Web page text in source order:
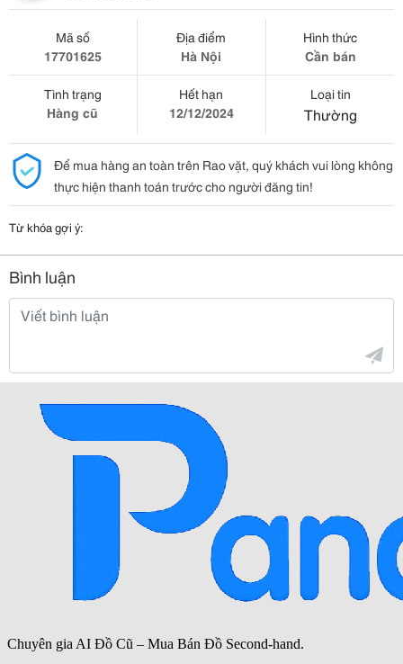
Mã số
17701625
Địa điểm
Hà Nội
Hình thức
Cần bán
Tình trạng
Hàng cũ
Hết hạn
12/12/2024
Loại tin
Thường
Để mua hàng an toàn trên Rao vặt, quý khách vui lòng không
thực hiện thanh toán trước cho người đăng tin!
Từ khóa gợi ý:
Bình luận